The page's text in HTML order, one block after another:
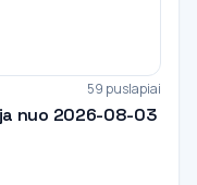
59 puslapiai
nuo 2026-08-03